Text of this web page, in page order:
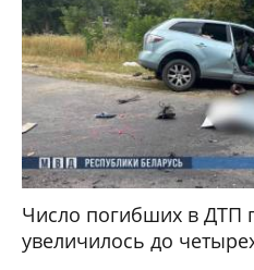
Число погибших в ДТП
увеличилось до